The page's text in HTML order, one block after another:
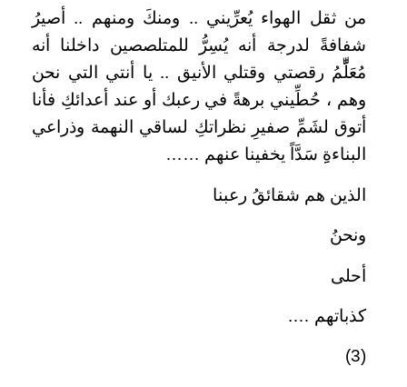
من ثقل الهواء يُعرِّيني .. ومنكَ ومنهم .. أصيرُ
شفافةً لدرجة أنه يُسِرُّ للمتلصصين داخلنا أنه
مُعَلِّّمُ رقصتي وقتلي الأنيق .. يا أنتي التي نحن
وهم ، حُطِّيني برهةً في رعبك أو عند أعدائكِ فأنا
أتوق لشَمِّ صفيرِ نظراتكِ لساقي النهمة وذراعي
البناءةِِ سَدَّاً يخفينا عنهم ……
الذين هم شقائقُ رعبنا
ونحنُ
أحلى
كذباتهم ….
(3)